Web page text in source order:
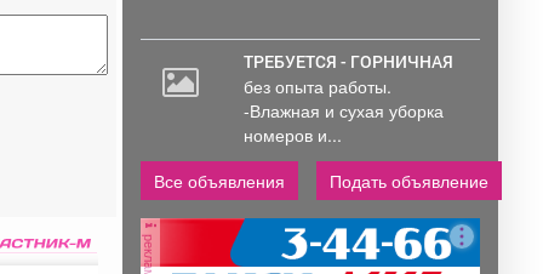
ТРЕБУЕТСЯ - ГОРНИЧНАЯ
без опыта работы.
-Влажная и сухая уборка
номеров и...
Все объявления
Подать объявление
реклама